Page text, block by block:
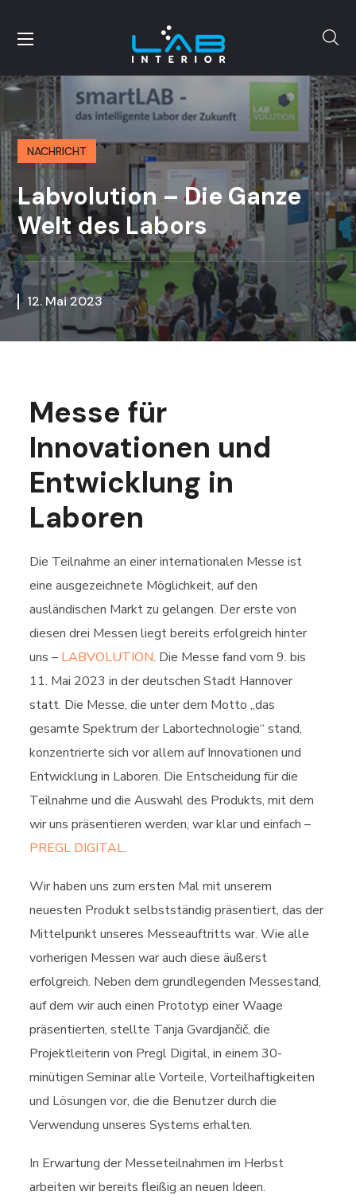
NACHRICHT
Labvolution – Die Ganze
Welt des Labors
12. Mai 2023
Messe für
Innovationen und
Entwicklung in
Laboren
Die Teilnahme an einer internationalen Messe ist
eine ausgezeichnete Möglichkeit, auf den
ausländischen Markt zu gelangen. Der erste von
diesen drei Messen liegt bereits erfolgreich hinter
uns – LABVOLUTION. Die Messe fand vom 9. bis
11. Mai 2023 in der deutschen Stadt Hannover
statt. Die Messe, die unter dem Motto „das
gesamte Spektrum der Labortechnologie“ stand,
konzentrierte sich vor allem auf Innovationen und
Entwicklung in Laboren. Die Entscheidung für die
Teilnahme und die Auswahl des Produkts, mit dem
wir uns präsentieren werden, war klar und einfach –
PREGL DIGITAL.
Wir haben uns zum ersten Mal mit unserem
neuesten Produkt selbstständig präsentiert, das der
Mittelpunkt unseres Messeauftritts war. Wie alle
vorherigen Messen war auch diese äußerst
erfolgreich. Neben dem grundlegenden Messestand,
auf dem wir auch einen Prototyp einer Waage
präsentierten, stellte Tanja Gvardjančič, die
Projektleiterin von Pregl Digital, in einem 30-
minütigen Seminar alle Vorteile, Vorteilhaftigkeiten
und Lösungen vor, die die Benutzer durch die
Verwendung unseres Systems erhalten.
In Erwartung der Messeteilnahmen im Herbst
arbeiten wir bereits fleißig an neuen Ideen.